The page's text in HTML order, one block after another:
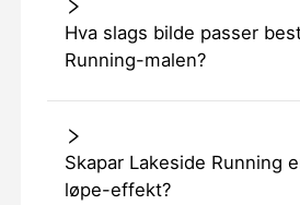
Hva slags bilde passer
Running-malen?
Skapar Lakeside Running
løpe-effekt?